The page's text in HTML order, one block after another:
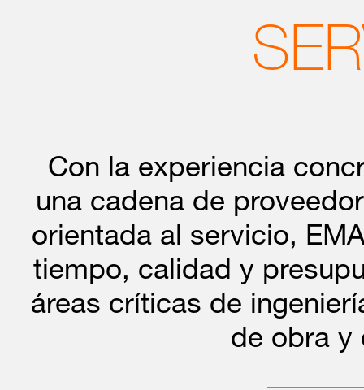
estadística de
apuestan por estar a
vivir en una ciudad
MARZO
2016
Dossier Mobile
Las organizaciones
gestionar las
Con la experiencia
una cadena de
orientada al servicio,
tiempo, calidad y
áreas críticas de
de obra y